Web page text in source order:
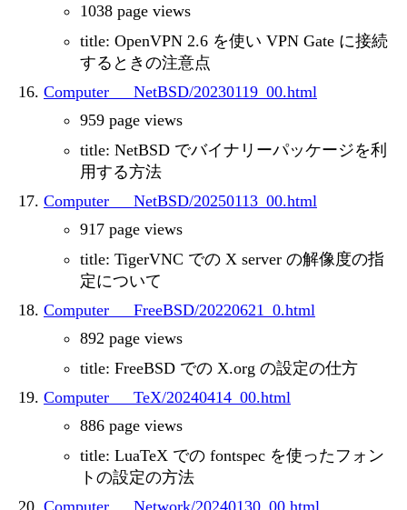
1038 page views
title: OpenVPN 2.6 を使い VPN Gate に接続
するときの注意点
Computer___NetBSD/20230119_00.html
959 page views
title: NetBSD でバイナリーパッケージを利
用する方法
Computer___NetBSD/20250113_00.html
917 page views
title: TigerVNC での X server の解像度の指
定について
Computer___FreeBSD/20220621_0.html
892 page views
title: FreeBSD での X.org の設定の仕方
Computer___TeX/20240414_00.html
886 page views
title: LuaTeX での fontspec を使ったフォン
トの設定の方法
Computer___Network/20240130_00.html